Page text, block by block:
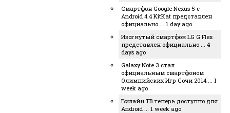
Смартфон Google Nexus 5 с
Android 4.4 KitKat представлен
официально ... 1 day ago
Изогнутый смартфон LG G Flex
представлен официально ... 4
days ago
Galaxy Note 3 стал
официальным смартфоном
Олимпийских Игр Сочи 2014 ... 1
week ago
Билайн ТВ теперь доступно для
Android ... 1 week ago